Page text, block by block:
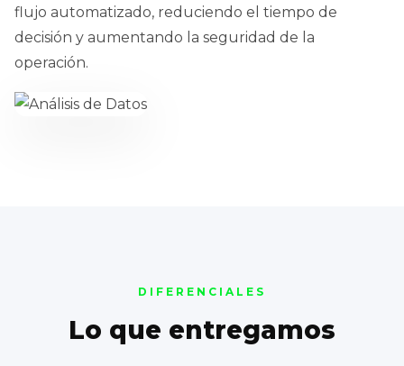
flujo automatizado, reduciendo el tiempo de
decisión y aumentando la seguridad de la
operación.
DIFERENCIALES
Lo que entregamos